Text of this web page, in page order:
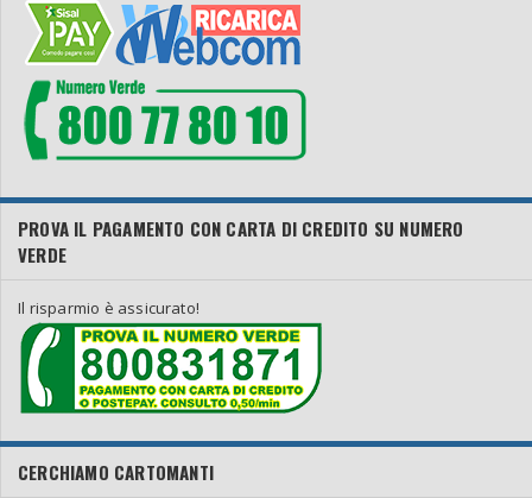
PROVA IL PAGAMENTO CON CARTA DI CREDITO SU NUMERO
VERDE
Il risparmio è assicurato!
CERCHIAMO CARTOMANTI